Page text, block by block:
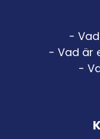
-
- Vad är
-